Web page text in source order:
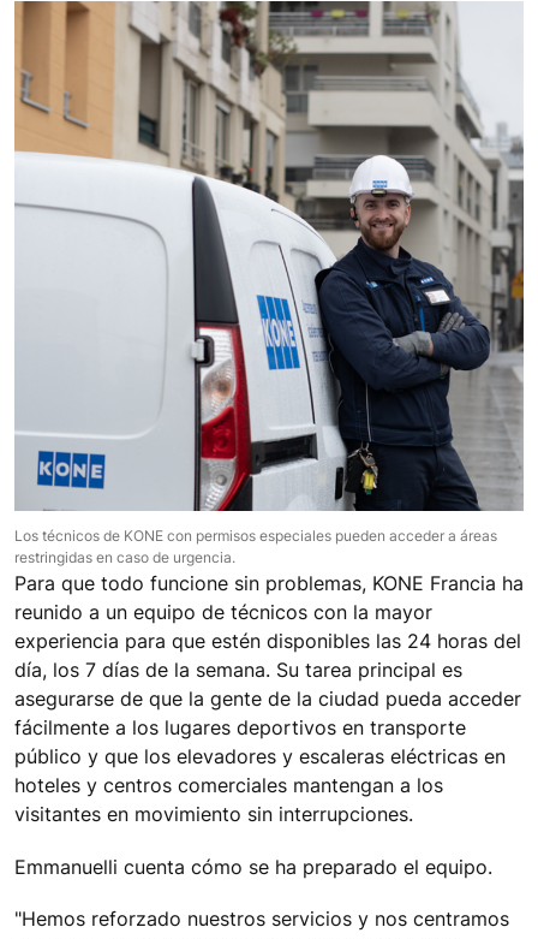
Los técnicos de KONE con permisos especiales pueden acceder a áreas
restringidas en caso de urgencia.
Para que todo funcione sin problemas, KONE Francia ha
reunido a un equipo de técnicos con la mayor
experiencia para que estén disponibles las 24 horas del
día, los 7 días de la semana. Su tarea principal es
asegurarse de que la gente de la ciudad pueda acceder
fácilmente a los lugares deportivos en transporte
público y que los elevadores y escaleras eléctricas en
hoteles y centros comerciales mantengan a los
visitantes en movimiento sin interrupciones.
Emmanuelli cuenta cómo se ha preparado el equipo.
"Hemos reforzado nuestros servicios y nos centramos